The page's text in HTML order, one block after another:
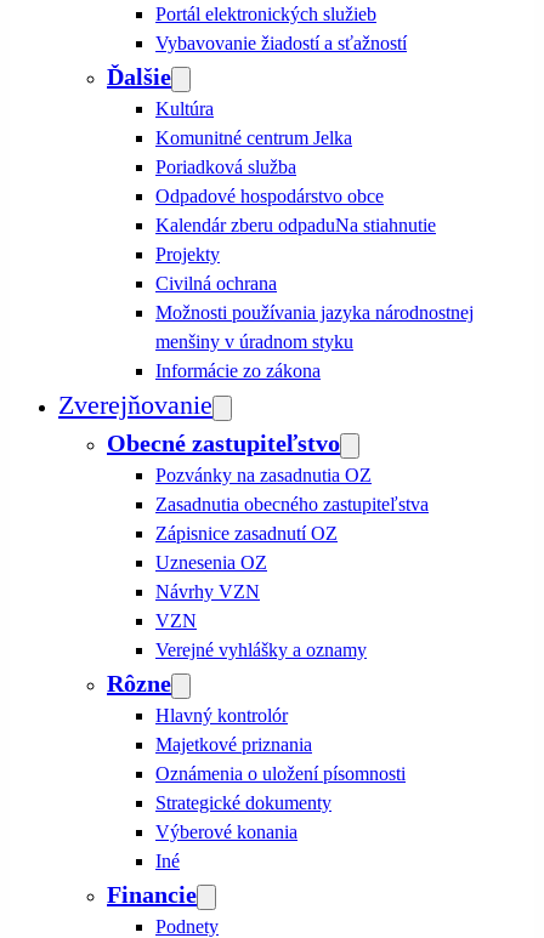
Portál elektronických služieb
Vybavovanie žiadostí a sťažností
Ďalšie
Kultúra
Komunitné centrum Jelka
Poriadková služba
Odpadové hospodárstvo obce
Kalendár zberu odpaduNa stiahnutie
Projekty
Civilná ochrana
Možnosti používania jazyka národnostnej
menšiny v úradnom styku
Informácie zo zákona
Zverejňovanie
Obecné zastupiteľstvo
Pozvánky na zasadnutia OZ
Zasadnutia obecného zastupiteľstva
Zápisnice zasadnutí OZ
Uznesenia OZ
Návrhy VZN
VZN
Verejné vyhlášky a oznamy
Rôzne
Hlavný kontrolór
Majetkové priznania
Oznámenia o uložení písomnosti
Strategické dokumenty
Výberové konania
Iné
Financie
Podnety